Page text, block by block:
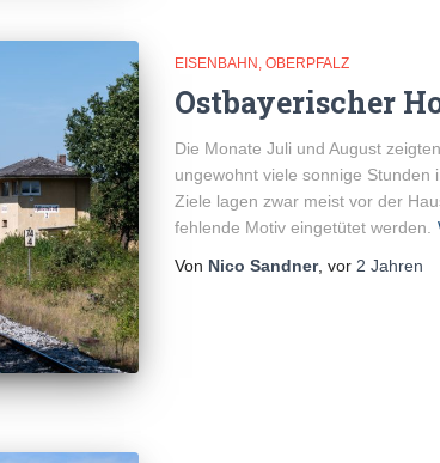
EISENBAHN OBERPFALZ
Ostbayerischer
Die Monate Juli und August
ungewohnt viele sonnige
Ziele lagen zwar meist vor der
fehlende Motiv eingetütet werden.
Von Nico Sandner, vor 2 Jahren